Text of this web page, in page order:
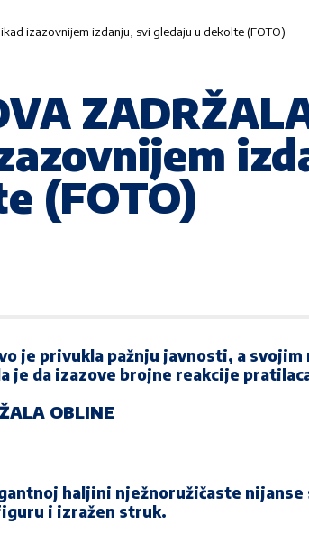
izazovnijem izdanju, svi gledaju u dekolte (FOTO)
(FOTO)
je privukla pažnju javnosti, a svojim
je da izazove brojne reakcije
OBLINE
haljini nježnoružičaste
i izražen struk.